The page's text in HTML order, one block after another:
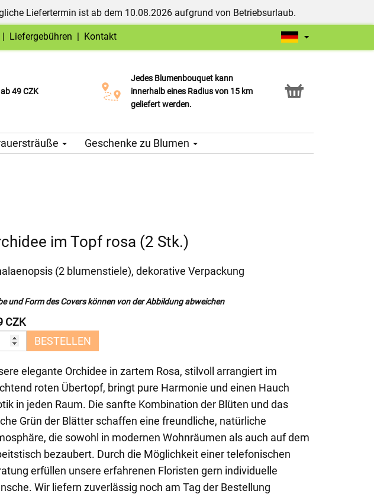
Liefertermin ist ab dem 10.08.2026 aufgrund von Betriebsurlaub.
| Liefergebühren | Kontakt
49 CZK
Lieferdatum
Jedes Blumenbouquet kann
innerhalb eines Radius von 15 km
geliefert werden.
Click & Collect Service
Geschenke zu Blumen
im Topf rosa (2 Stk.)
(2 blumenstiele), dekorative Verpackung
und Form des Covers können von der Abbildung abweichen
CZK
BESTELLEN
elegante Orchidee in zartem Rosa, stilvoll arrangiert im
roten Übertopf, bringt pure Harmonie und einen Hauch
in jeden Raum. Die sanfte Kombination der Blüten und das
Grün der Blätter schaffen eine freundliche, natürliche
die sowohl in modernen Wohnräumen als auch auf dem
bezaubert. Durch die Möglichkeit einer telefonischen
erfüllen unsere erfahrenen Floristen gern individuelle
Wir liefern zuverlässig noch am Tag der Bestellung